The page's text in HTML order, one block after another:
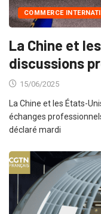
COMMERCE
La Chine et
discussions
15/06/2025
La Chine et les États-
échanges
déclaré mardi